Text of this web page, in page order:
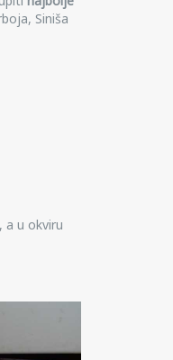
Siniša
a u okviru